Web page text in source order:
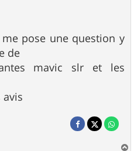
pose une question y
de
mavic slr et les
avis